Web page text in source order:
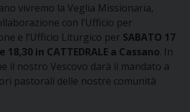
vivremo la Veglia Missionaria,
con l’Ufficio per
e l’Ufficio Liturgico per SABATO 17
18,30 in CATTEDRALE a Cassano. In
il nostro Vescovo darà il mandato a
pastorali delle nostre comunità